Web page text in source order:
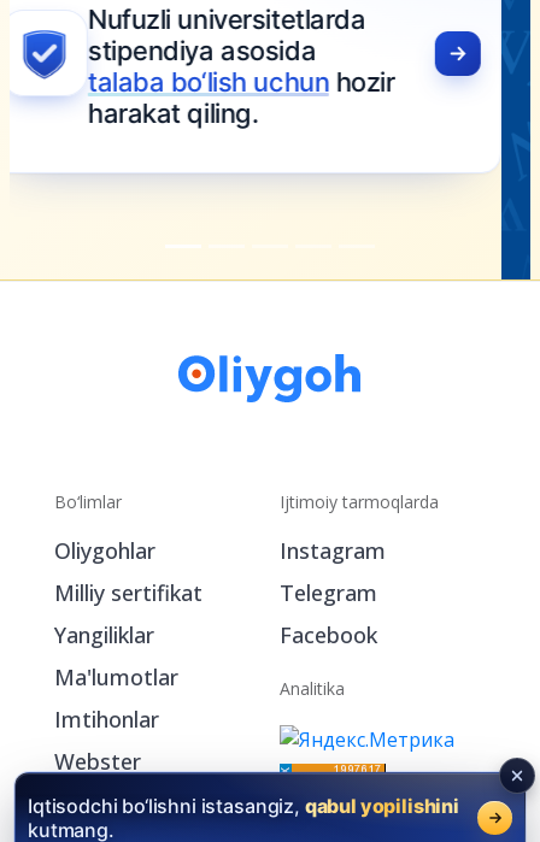
Bo‘limlar
Oliygohlar
Milliy sertifikat
Yangiliklar
Ma'lumotlar
Imtihonlar
Webster
My.Oliygoh.uz
Ijtimoiy tarmoqlarda
Instagram
Telegram
Facebook
Analitika
Iqtisodchi bo‘lishni istasangiz, qabul yopilishini
kutmang.